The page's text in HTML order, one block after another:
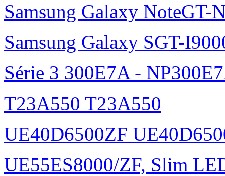
Samsung Galaxy NoteGT-
Samsung Galaxy SGT-
Série 3 300E7A -
T23A550 T23A550
UE40D6500ZF
UE55ES8000/ZF, Slim